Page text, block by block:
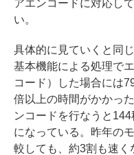
アエンコードに対応し
い。
具体的に見ていくと同
基本機能による処理で
コード）した場合には
倍以上の時間がかかっ
ンコードを行なうと
になっている。昨年の
較しても、約3割も速く